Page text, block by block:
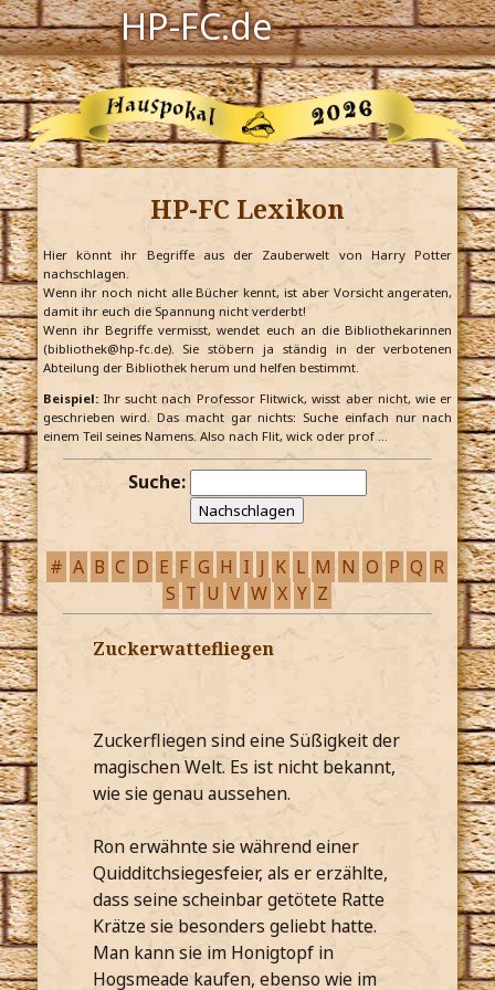
HP-FC.de
Navigation
Harry Potter
Der HP-FC
Hogwarts
Zauberwelt
Willkommen
Jetzt Fanclub-Mitglied werden!
HP-FC Lexikon
Hier könnt ihr Begriffe aus der Zauberwelt von Harry Potter
nachschlagen.
Wenn ihr noch nicht alle Bücher kennt, ist aber Vorsicht angeraten,
damit ihr euch die Spannung nicht verderbt!
Wenn ihr Begriffe vermisst, wendet euch an die Bibliothekarinnen
(bibliothek@hp-fc.de). Sie stöbern ja ständig in der verbotenen
Abteilung der Bibliothek herum und helfen bestimmt.
Beispiel:Ihr sucht nach Professor Flitwick, wisst aber nicht, wie er
geschrieben wird. Das macht gar nichts: Suche einfach nur nach
einem Teil seines Namens. Also nach Flit, wick oder prof …
Suche:
# A B C D E F G H I J K L M N O P Q R
S T U V W X Y Z
Zuckerwattefliegen
Zuckerfliegen sind eine Süßigkeit der
magischen Welt. Es ist nicht bekannt,
wie sie genau aussehen.
Ron erwähnte sie während einer
Quidditchsiegesfeier, als er erzählte,
dass seine scheinbar getötete Ratte
Krätze sie besonders geliebt hatte.
Man kann sie im Honigtopf in
Hogsmeade kaufen, ebenso wie im